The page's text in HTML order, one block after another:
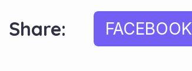
Share: FACEBOOK